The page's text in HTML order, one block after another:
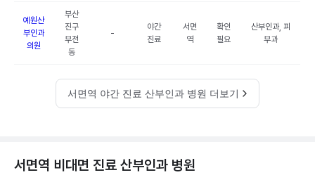
예원산
부인과
의원
부산
진구
부전
동
-
야간
진료
서면
역
확인
필요
산부인과, 피
부과
서면역 야간 진료 산부인과 병원 더보기
서면역 비대면 진료 산부인과 병원